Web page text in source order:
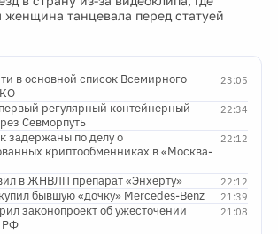
женщина танцевала перед статуей
23:05
в основной список Всемирного
22:34
регулярный контейнерный
Севморпуть
22:12
задержаны по делу о
криптообменниках в «Москва-
22:12
в ЖНВЛП препарат «Энхерту»
21:39
бывшую «дочку» Mercedes-Benz
21:08
законопроект об ужесточении
РФ